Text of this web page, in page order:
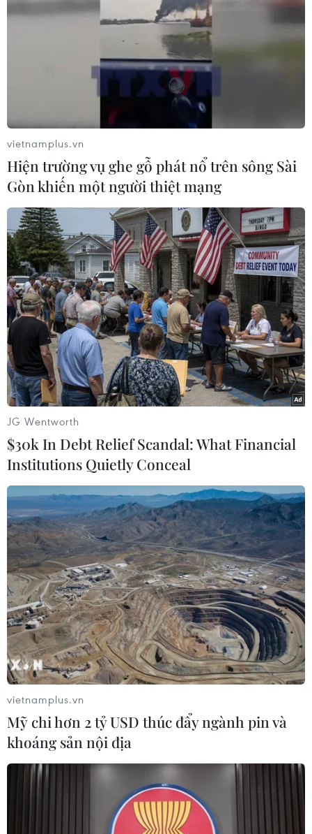
#Xuân Nhâm Dần 2022
#Người Việt tại Nhật Bản
#Hoạt động đi lại
Nhật Bản
TIN LIÊN QUAN
Tết đầm ấm của du học sinh Việt Nam tại
Trường Nhật ngữ Goto
28/01/2022 04:44
Các bạn trẻ Việt Nam tại Trường Nhật ngữ Goto đang
thực hiện hoài bão và ước mơ của mình bằng quyết
tâm của bản thân và sự hỗ trợ của các thầy cô giáo
cùng với chính quyền, người dân địa phương.
vietnamplus.vn
Hiện trường vụ ghe gỗ phát nổ trên sông Sài
Gòn khiến một người thiệt mạng
JG Wentworth
$30k In Debt Relief Scandal: What Financial
Institutions Quietly Conceal
vietnamplus.vn
Mỹ chi hơn 2 tỷ USD thúc đẩy ngành pin và
khoáng sản nội địa